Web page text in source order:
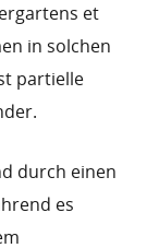
et
in solchen
partielle
durch einen
es